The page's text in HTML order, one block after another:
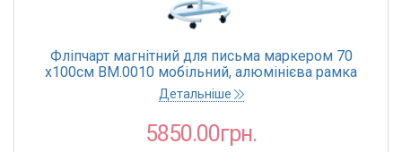
Фліпчарт магнітний для письма маркером 70
х100cм BM.0010 мобільний, алюмінієва рамка
Детальніше
5850.00грн.